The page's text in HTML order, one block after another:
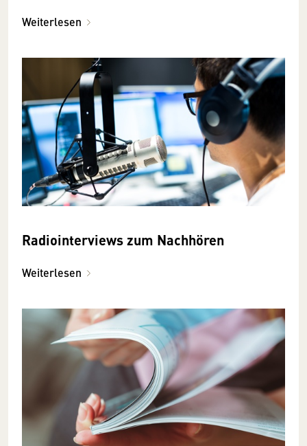
Weiterlesen
Radiointerviews zum Nachhören
Weiterlesen